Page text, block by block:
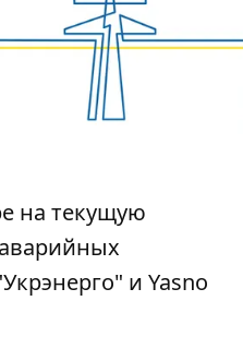
на текущую
и Yasno